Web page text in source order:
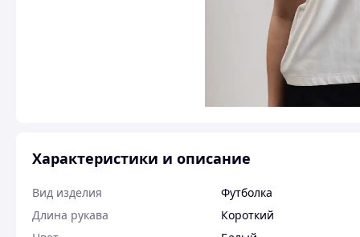
Характеристики и описание
Вид изделия
Футболка
Длина рукава
Короткий